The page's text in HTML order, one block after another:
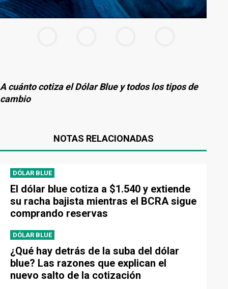
A cuánto cotiza el Dólar Blue y todos los tipos de
cambio
NOTAS RELACIONADAS
DÓLAR BLUE
El dólar blue cotiza a $1.540 y extiende
su racha bajista mientras el BCRA sigue
comprando reservas
DÓLAR BLUE
¿Qué hay detrás de la suba del dólar
blue? Las razones que explican el
nuevo salto de la cotización